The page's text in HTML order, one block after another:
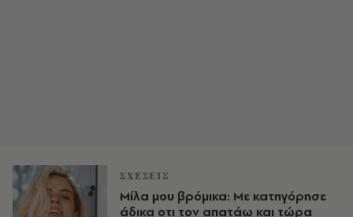
ΣΧΕΣΕΙΣ
Μίλα μου βρόμικα: Με κατηγόρησε
άδικα οτι τον απατάω και τώρα